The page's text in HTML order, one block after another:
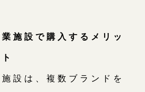
施設で購入するメリッ
設は、複数ブランドを